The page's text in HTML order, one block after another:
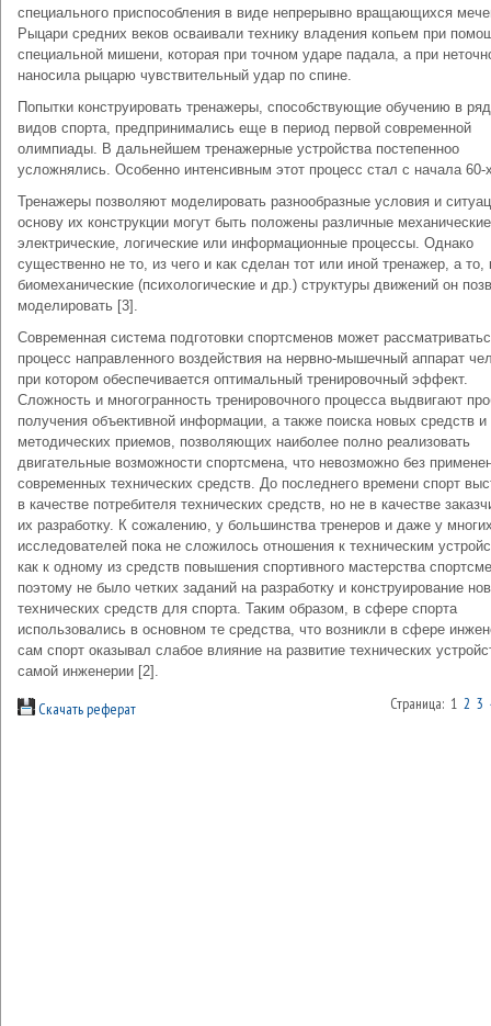
специального приспособления в виде непрерывно вращающихся
Рыцари средних веков осваивали технику владения копьем при
специальной мишени, которая при точном ударе падала, а при
наносила рыцарю чувствительный удар по спине.
Попытки конструировать тренажеры, способствующие обучению в
видов спорта, предпринимались еще в период первой современной
олимпиады. В дальнейшем тренажерные устройства постепенноо
усложнялись. Особенно интенсивным этот процесс стал с начала 60-х
Тренажеры позволяют моделировать разнообразные условия и
основу их конструкции могут быть положены различные
электрические, логические или информационные процессы. Однако
существенно не то, из чего и как сделан тот или иной тренажер, а то,
биомеханические (психологические и др.) структуры движений он
моделировать [3].
Современная система подготовки спортсменов может
процесс направленного воздействия на нервно-мышечный аппарат
при котором обеспечивается оптимальный тренировочный эффект.
Сложность и многогранность тренировочного процесса выдвигают
получения объективной информации, а также поиска новых средств и
методических приемов, позволяющих наиболее полно реализовать
двигательные возможности спортсмена, что невозможно без
современных технических средств. До последнего времени спорт
в качестве потребителя технических средств, но не в качестве
их разработку. К сожалению, у большинства тренеров и даже у
исследователей пока не сложилось отношения к техническим
как к одному из средств повышения спортивного мастерства
поэтому не было четких заданий на разработку и конструирование
технических средств для спорта. Таким образом, в сфере спорта
использовались в основном те средства, что возникли в сфере
сам спорт оказывал слабое влияние на развитие технических
самой инженерии [2].
Скачать реферат Страница: 1 2 3